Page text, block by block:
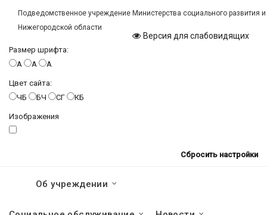
Подведомственное учреждение Министерства социального развития
Нижегородской области
Версия для слабовидящих
Размер шрифта:
A
A A
Цвет сайта:
ЧБ
БЧ СГ КБ
Изображения
Сбросить настройки
Об учреждении